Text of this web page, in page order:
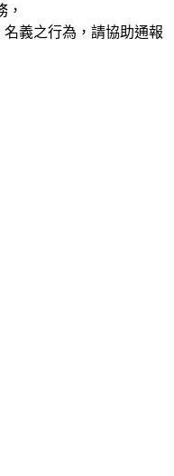
，
義之行為，請協助通報